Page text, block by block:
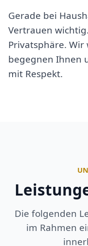
Gerade bei
Vertrauen
Privatsphäre. Wir
begegnen Ihnen
mit Respekt.
Die folgenden
im Rahmen